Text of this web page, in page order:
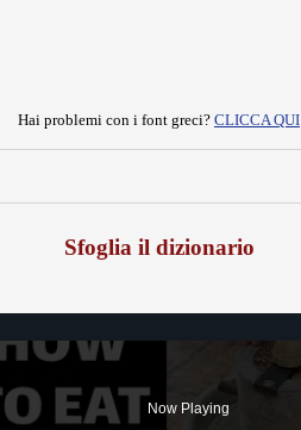
Hai problemi con i font greci? CLICCA QUI
Sfoglia il dizionario
Now Playing